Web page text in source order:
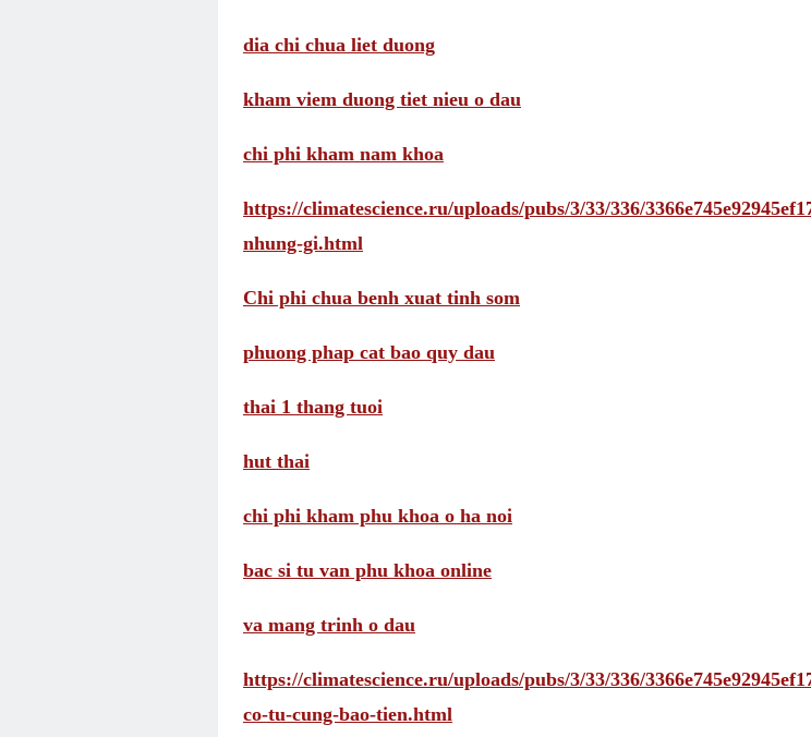
dia chi chua liet duong
kham viem duong tiet nieu o dau
chi phi kham nam khoa
https://climatescience.ru/uploads/pubs/3/33/336/
nhung-gi.html
Chi phi chua benh xuat tinh som
phuong phap cat bao quy dau
thai 1 thang tuoi
hut thai
chi phi kham phu khoa o ha noi
bac si tu van phu khoa online
va mang trinh o dau
https://climatescience.ru/uploads/pubs/3/33/336/
co-tu-cung-bao-tien.html